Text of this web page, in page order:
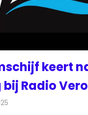
keert
Radio